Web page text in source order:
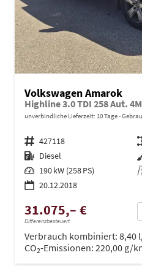
Volkswagen Amarok
Highline 3.0 TDI 258 Aut.
unverbindliche Lieferzeit: 10 Tage
Fahrzeugnr. 427118
Kraftstoff Diesel
Leistung 190 kW (258 PS)
20.12.2018
31.075,– €
Differenzbesteuert
Verbrauch kombiniert: 8,40
CO2-Emissionen: 220,00 g/